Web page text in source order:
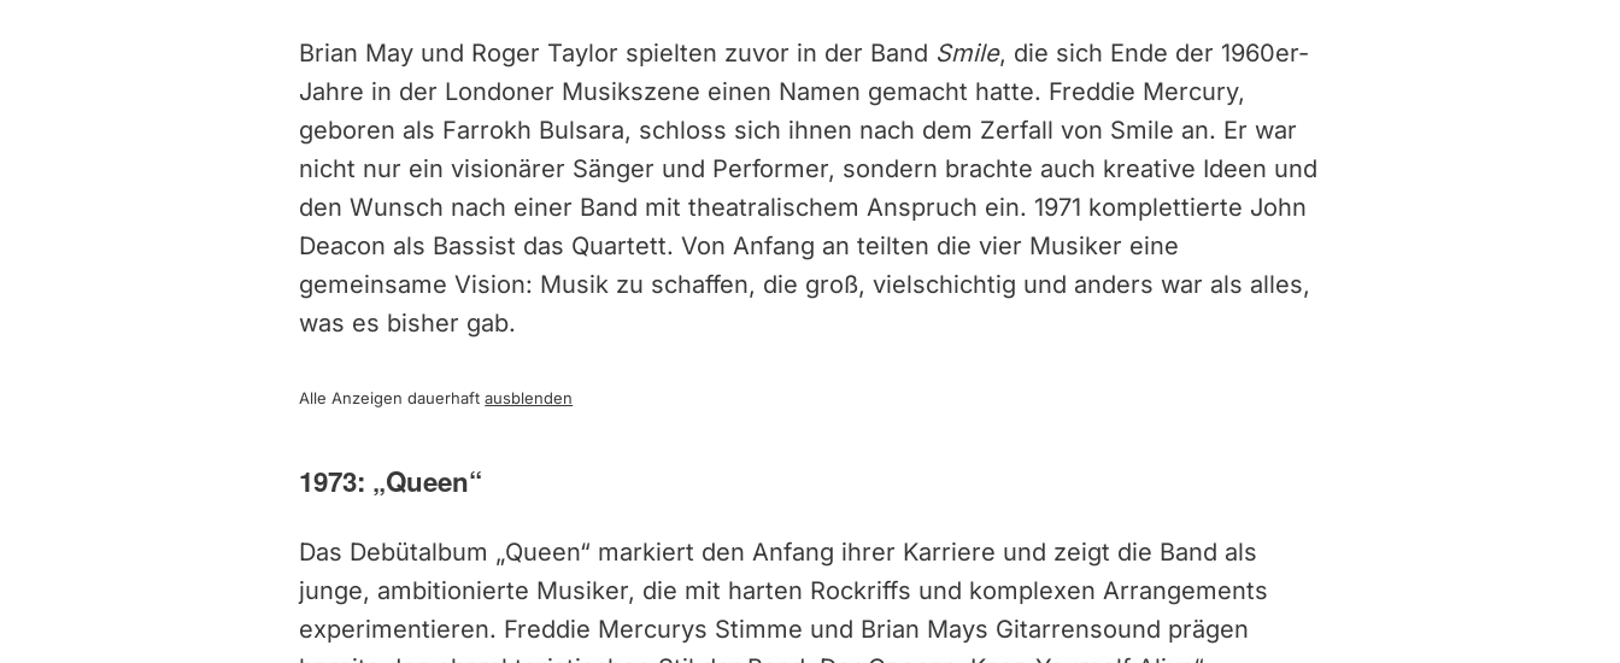
Brian May und Roger Taylor spielten zuvor in der Band Smile, die sich Ende der 1960er-
Jahre in der Londoner Musikszene einen Namen gemacht hatte. Freddie Mercury,
geboren als Farrokh Bulsara, schloss sich ihnen nach dem Zerfall von Smile an. Er war
nicht nur ein visionärer Sänger und Performer, sondern brachte auch kreative Ideen und
den Wunsch nach einer Band mit theatralischem Anspruch ein. 1971 komplettierte John
Deacon als Bassist das Quartett. Von Anfang an teilten die vier Musiker eine
gemeinsame Vision: Musik zu schaffen, die groß, vielschichtig und anders war als alles,
was es bisher gab.
Alle Anzeigen dauerhaftausblenden
1973: „Queen“
Das Debütalbum „Queen“ markiert den Anfang ihrer Karriere und zeigt die Band als
junge, ambitionierte Musiker, die mit harten Rockriffs und komplexen Arrangements
experimentieren. Freddie Mercurys Stimme und Brian Mays Gitarrensound prägen